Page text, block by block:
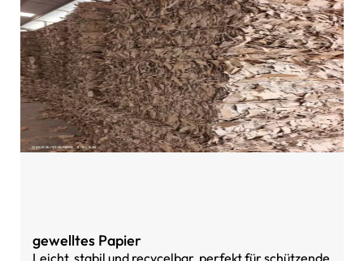
gewelltes Papier